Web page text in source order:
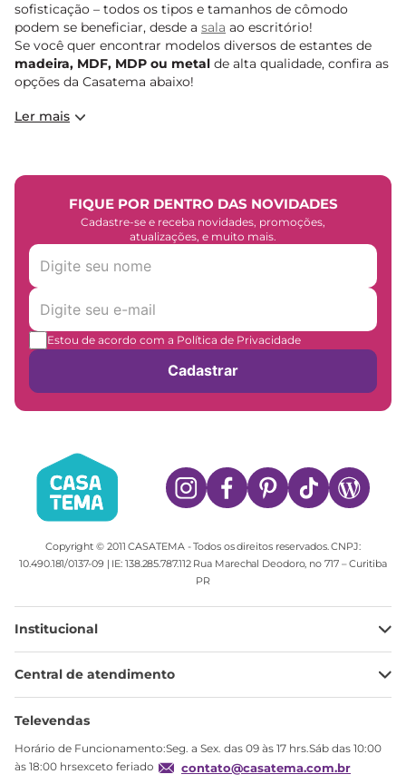
sofisticação – todos os tipos e tamanhos de cômodo
podem se beneficiar, desde a sala ao escritório!
Se você quer encontrar modelos diversos de estantes de
madeira, MDF, MDP ou metal de alta qualidade, confira as
opções da Casatema abaixo!
Ler mais
FIQUE POR DENTRO DAS NOVIDADES
Cadastre-se e receba novidades, promoções,
atualizações, e muito mais.
Estou de acordo com a Política de Privacidade
Cadastrar
Copyright © 2011 CASATEMA - Todos os direitos reservados. CNPJ:
10.490.181/0137-09 | IE: 138.285.787.112 Rua Marechal Deodoro, no 717 – Curitiba
PR
Institucional
Minha Conta
Meus pedidos
Central de atendimento
Ajuda
Televendas
Horário de Funcionamento:Seg. a Sex. das 09 às 17 hrs.Sáb das 10:00
às 18:00 hrsexceto feriado
contato@casatema.com.br